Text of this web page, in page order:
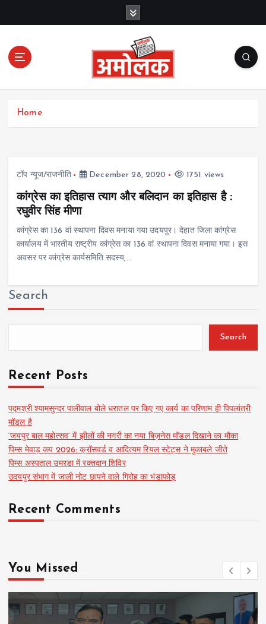
c
Amolak News
Home
टॉप न्यूज/राजनीति December 28, 2020 1751 views
कांग्रेस का इतिहास त्याग और बलिदान का इतिहास है :
रघुवीर सिंह मीणा
कांग्रेस का 136 वां स्थापना दिवस मनाया गया उदयपुर। देहात जिला कांग्रेस
कार्यालय में भारतीय राष्ट्रीय कांग्रेस का 136 वां स्थापना दिवस मनाया गया। इस
अवसर पर कांग्रेस कार्यसमिति सदस्य,…
Search
Search
Recent Posts
पद्मश्री श्यामसुन्दर पालीवाल बोले धरातल पर किए गए कार्य का परिणाम ही पिपलांत्री
मॉडल है
‘जयपुर बाल महोत्सव’ में झीलों की नगरी का नया बिज़नेस मॉडल दिखाने का मौका
पिम्स मेवाड़ कप 2026: क्रॉसवर्ड व आदित्यम रियल स्टेट्स ने मुकाबले जीते
पिम्स अस्पताल उमरडा में रक्तदान शिविर
उदयपुर संभाग में जाली नोट छापने वाले गिरोह का भंडाफोड़
Recent Comments
You Missed